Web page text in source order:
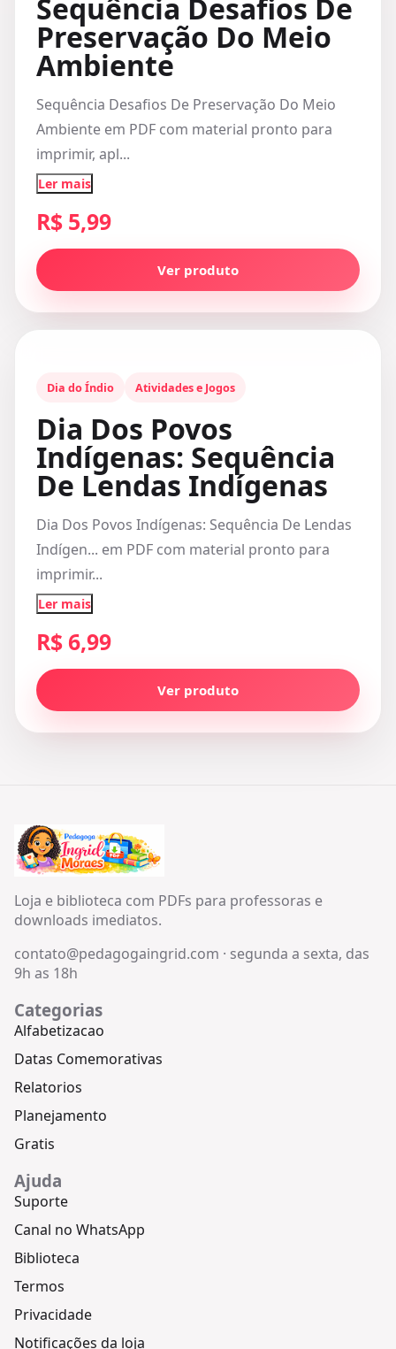
Sequência Desafios De
Preservação Do Meio
Ambiente
Sequência Desafios De Preservação Do Meio
Ambiente em PDF com material pronto para
imprimir, apl...
Ler mais
R$ 5,99
Ver produto
Dia do Índio Atividades e Jogos
Dia Dos Povos
Indígenas: Sequência
De Lendas Indígenas
Dia Dos Povos Indígenas: Sequência De Lendas
Indígen... em PDF com material pronto para
imprimir...
Ler mais
R$ 6,99
Ver produto
Loja e biblioteca com PDFs para professoras e
downloads imediatos.
contato@pedagogaingrid.com · segunda a sexta, das
9h as 18h
Categorias
Alfabetizacao
Datas Comemorativas
Relatorios
Planejamento
Gratis
Ajuda
Suporte
Canal no WhatsApp
Biblioteca
Termos
Privacidade
Notificações da loja